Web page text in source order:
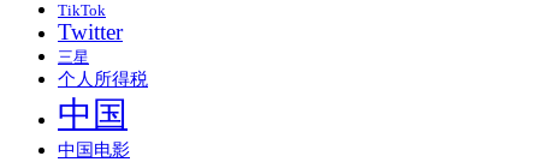
TikTok
Twitter
三星
个人所得税
中国
中国电影